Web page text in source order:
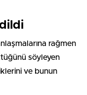
rağmen
söyleyen
ve bunun